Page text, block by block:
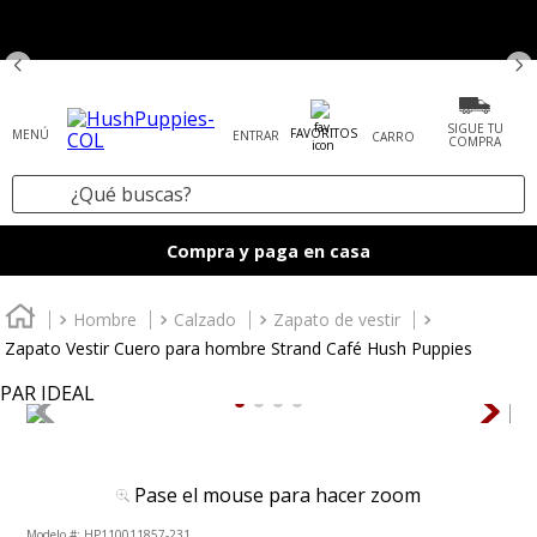
ENTRAR FAVORITOS SIGUE TU
COMPRA
¿Qué buscas?
Compra y paga en casa
Hombre Calzado
Zapato de vestir
Zapato Vestir Cuero para hombre Strand Café Hush Puppies
PAR IDEAL
Pase el mouse para hacer zoom
1.
zapatos mujer
2
tenis mujer
3.
zapatos hombre
4.
sandalia
accesorios
7
mocasines